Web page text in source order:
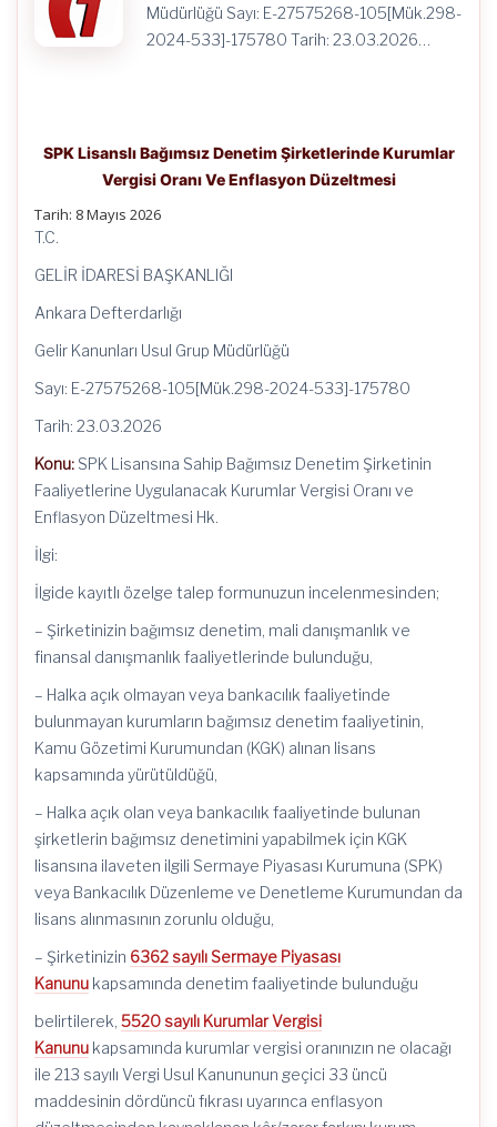
Müdürlüğü Sayı: E-27575268-105[Mük.298-
2024-533]-175780 Tarih: 23.03.2026…
SPK Lisanslı Bağımsız Denetim Şirketlerinde Kurumlar
Vergisi Oranı Ve Enflasyon Düzeltmesi
Tarih: 8 Mayıs 2026
T.C.
GELİR İDARESİ BAŞKANLIĞI
Ankara Defterdarlığı
Gelir Kanunları Usul Grup Müdürlüğü
Sayı: E-27575268-105[Mük.298-2024-533]-175780
Tarih: 23.03.2026
Konu: SPK Lisansına Sahip Bağımsız Denetim Şirketinin
Faaliyetlerine Uygulanacak Kurumlar Vergisi Oranı ve
Enflasyon Düzeltmesi Hk.
İlgi:
İlgide kayıtlı özelge talep formunuzun incelenmesinden;
– Şirketinizin bağımsız denetim, mali danışmanlık ve
finansal danışmanlık faaliyetlerinde bulunduğu,
– Halka açık olmayan veya bankacılık faaliyetinde
bulunmayan kurumların bağımsız denetim faaliyetinin,
Kamu Gözetimi Kurumundan (KGK) alınan lisans
kapsamında yürütüldüğü,
– Halka açık olan veya bankacılık faaliyetinde bulunan
şirketlerin bağımsız denetimini yapabilmek için KGK
lisansına ilaveten ilgili Sermaye Piyasası Kurumuna (SPK)
veya Bankacılık Düzenleme ve Denetleme Kurumundan da
lisans alınmasının zorunlu olduğu,
– Şirketinizin 6362 sayılı Sermaye Piyasası
Kanunu kapsamında denetim faaliyetinde bulunduğu
belirtilerek, 5520 sayılı Kurumlar Vergisi
Kanunu kapsamında kurumlar vergisi oranınızın ne olacağı
ile 213 sayılı Vergi Usul Kanununun geçici 33 üncü
maddesinin dördüncü fıkrası uyarınca enflasyon